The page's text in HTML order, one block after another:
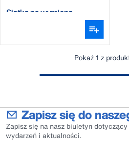
Siatka na wymiona
Pokaż 1 z
Zapisz się do
Zapisz się na nasz biuletyn
wydarzeń i aktualności.